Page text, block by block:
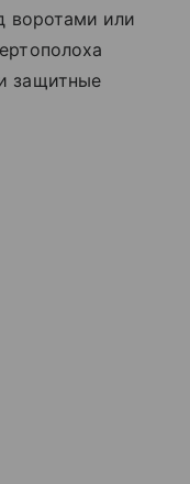
воротами или
защитные